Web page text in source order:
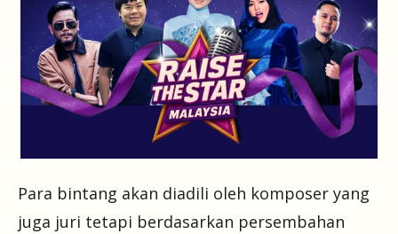
Para bintang akan diadili oleh komposer yang
juga juri tetapi berdasarkan persembahan